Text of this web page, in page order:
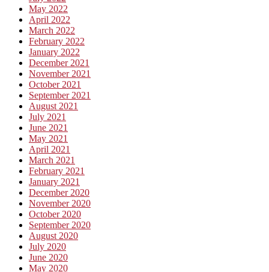
May 2022
April 2022
March 2022
February 2022
January 2022
December 2021
November 2021
October 2021
September 2021
August 2021
July 2021
June 2021
May 2021
April 2021
March 2021
February 2021
January 2021
December 2020
November 2020
October 2020
September 2020
August 2020
July 2020
June 2020
May 2020